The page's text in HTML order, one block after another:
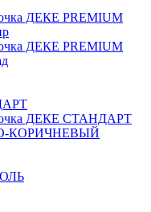
ДЕКЕ PREMIUM
ДЕКЕ PREMIUM
ДЕКЕ СТАНДАРТ
КОРИЧНЕВЫЙ